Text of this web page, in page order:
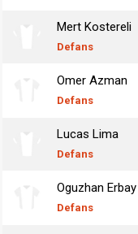
Mert Kostereli
Defans
Omer Azman
Defans
Lucas Lima
Defans
Oguzhan Erbay
Defans